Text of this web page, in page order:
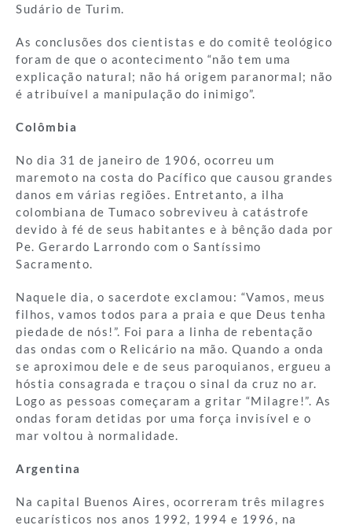
Sudário de Turim.
As conclusões dos cientistas e do comitê teológico
foram de que o acontecimento “não tem uma
explicação natural; não há origem paranormal; não
é atribuível a manipulação do inimigo”.
Colômbia
No dia 31 de janeiro de 1906, ocorreu um
maremoto na costa do Pacífico que causou grandes
danos em várias regiões. Entretanto, a ilha
colombiana de Tumaco sobreviveu à catástrofe
devido à fé de seus habitantes e à bênção dada por
Pe. Gerardo Larrondo com o Santíssimo
Sacramento.
Naquele dia, o sacerdote exclamou: “Vamos, meus
filhos, vamos todos para a praia e que Deus tenha
piedade de nós!”. Foi para a linha de rebentação
das ondas com o Relicário na mão. Quando a onda
se aproximou dele e de seus paroquianos, ergueu a
hóstia consagrada e traçou o sinal da cruz no ar.
Logo as pessoas começaram a gritar “Milagre!”. As
ondas foram detidas por uma força invisível e o
mar voltou à normalidade.
Argentina
Na capital Buenos Aires, ocorreram três milagres
eucarísticos nos anos 1992, 1994 e 1996, na